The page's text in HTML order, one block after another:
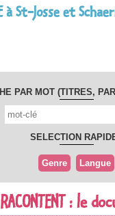
à St-Josse et
PAR MOT (TITRES,
SELECTION
Genre Langue
RACONTENT : le